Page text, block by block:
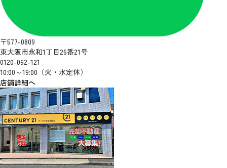
〒577-0809
東大阪市永和1丁目26番21号
0120-092-121
10:00～19:00（火・水定休）
店舗詳細へ